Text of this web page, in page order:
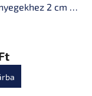
2 cm 1
nagy